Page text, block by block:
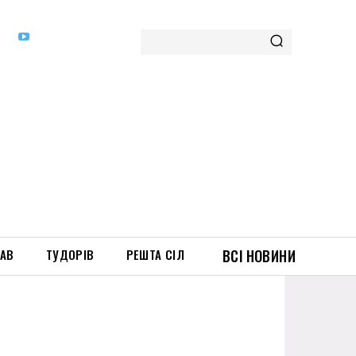
ТУДОРІВ РЕШТА СІЛ ВСІ НОВИНИ